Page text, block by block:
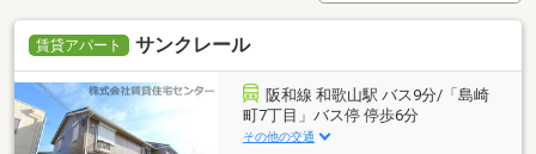
賃貸アパート サンクレール
阪和線 和歌山駅 バス9分/「島崎
町7丁目」バス停 停歩6分
その他の交通